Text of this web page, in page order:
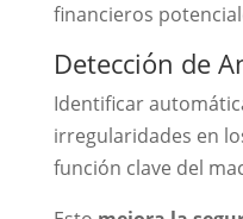
financieros
Detección de
Identificar
irregularidades en
función clave del